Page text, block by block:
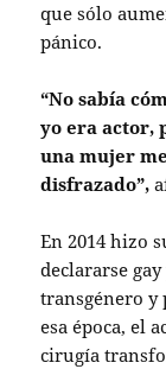
que sólo
pánico.
“No sabía
yo era actor,
una mujer
disfrazado”,
En 2014 hizo
declararse
transgénero y
esa época, el
cirugía